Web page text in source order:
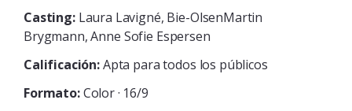
Casting:Laura Lavigné, Bie-OlsenMartin
Brygmann, Anne Sofie Espersen
Calificación:Apta para todos los públicos
Formato:Color · 16/9